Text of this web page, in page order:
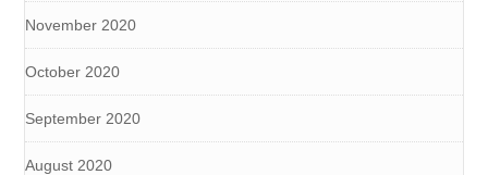
November 2020
October 2020
September 2020
August 2020